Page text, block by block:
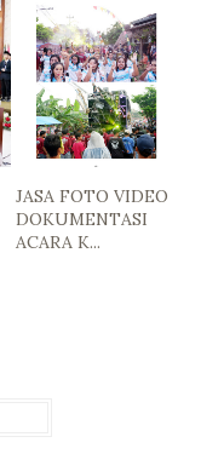
JASA FOTO VIDEO
DOKUMENTASI
ACARA K...